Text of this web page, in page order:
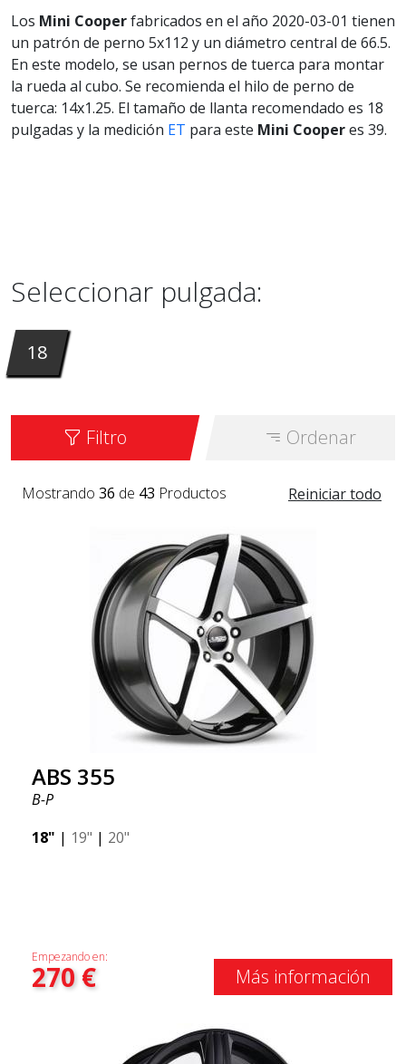
Los Mini Cooperfabricados en el año 2020-03-01 tienen
un patrón de perno 5x112 y un diámetro central de 66.5.
En este modelo, se usan pernos de tuerca para montar
la rueda al cubo. Se recomienda el hilo de perno de
tuerca: 14x1.25. El tamaño de llanta recomendado es 18
pulgadas y la medición ET para este Mini Cooperes 39.
Seleccionar pulgada:
18
Filtro Ordenar
Reiniciar todo
Mostrando 36 de 43 Productos
ABS 355
B-P
18" | 19" | 20"
Empezando en:
270€ Más información